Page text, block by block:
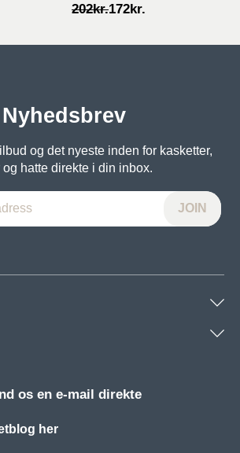
202kr.
Original
202kr..
172kr.
Current
172kr..
Nyhedsbrev
og det nyeste inden for kasketter,
og hatte direkte i din inbox.
os en e-mail direkte
her